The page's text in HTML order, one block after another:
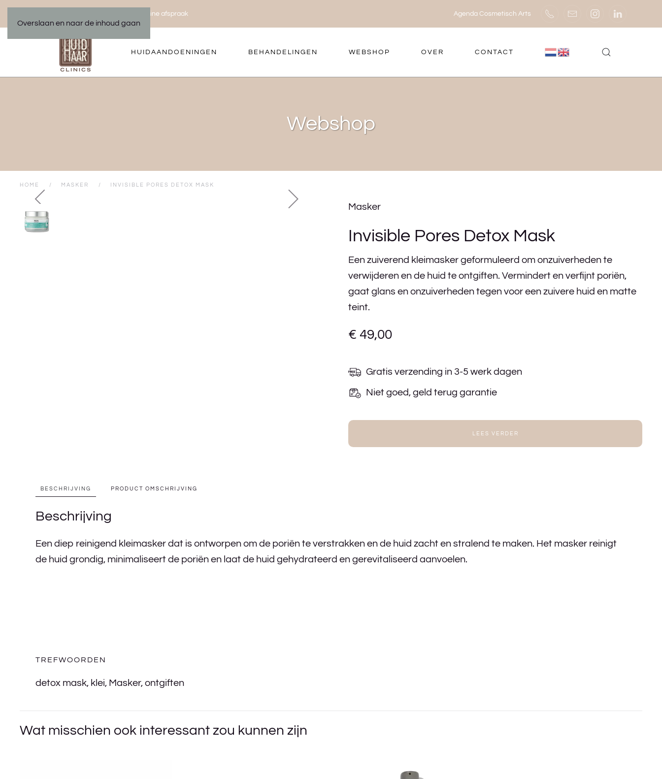
Overslaan en naar de inhoud gaan
Maak een online afspraak Agenda Cosmetisch Arts
HUIDAANDOENINGEN BEHANDELINGEN WEBSHOP OVER CONTACT
Webshop
HOME MASKER INVISIBLE PORES DETOX MASK
Masker
Invisible Pores Detox Mask
Een zuiverend kleimasker geformuleerd om onzuiverheden te
verwijderen en de huid te ontgiften. Vermindert en verfijnt poriën,
gaat glans en onzuiverheden tegen voor een zuivere huid en matte
teint.
€ 49,00
Gratis verzending in 3-5 werk dagen
Niet goed, geld terug garantie
LEES VERDER
BESCHRIJVING PRODUCT OMSCHRIJVING
Beschrijving
Een diep reinigend kleimasker dat is ontworpen om de poriën te verstrakken en de huid zacht en stralend te maken. Het masker reinigt
de huid grondig, minimaliseert de poriën en laat de huid gehydrateerd en gerevitaliseerd aanvoelen.
TREFWOORDEN
detox mask, klei, Masker, ontgiften
Wat misschien ook interessant zou kunnen zijn